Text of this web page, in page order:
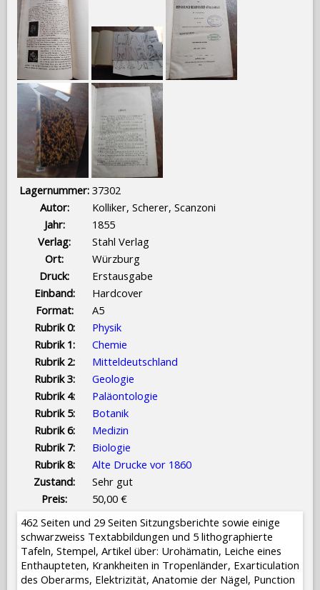
Lagernummer: 37302
Autor:
Kolliker, Scherer, Scanzoni
Jahr:
1855
Verlag:
Stahl Verlag
Ort:
Würzburg
Druck:
Erstausgabe
Einband:
Hardcover
Format:
A5
Rubrik 0:
Physik
Rubrik 1:
Chemie
Rubrik 2:
Mitteldeutschland
Rubrik 3:
Geologie
Rubrik 4:
Paläontologie
Rubrik 5:
Botanik
Rubrik 6:
Medizin
Rubrik 7:
Biologie
Rubrik 8:
Alte Drucke vor 1860
Zustand:
Sehr gut
Preis:
50,00 €
462 Seiten und 29 Seiten Sitzungsberichte sowie einige
schwarzweiss Textabbildungen und 5 lithographierte
Tafeln, Stempel, Artikel über: Urohämatin, Leiche eines
Enthaupteten, Krankheiten in Tropenländer, Exarticulation
des Oberarms, Elektrizität, Anatomie der Nägel, Punction